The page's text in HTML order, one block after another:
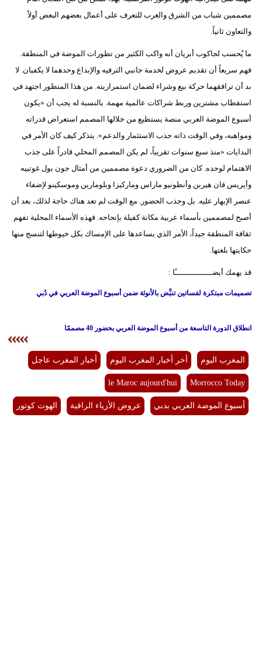
مصممين شباب من الشرق والغرب للتعرف على أعمال بعضهم البعض أولاً
والتعاون ثانياً.
ما يُحسب لجاكوب أبريان أنه واكب الكثير من تطورات الموضة في المنطقة.
فهم سريعاً أن تقديم عروض لخدمة جانبي الترفيه والإبداع وحدهما لا يكفيان. لا
بد أن ترافقهما حركة بيع وشراء لضمان استمراريته. من هذا المنظور اجتهد في
استقطاب مشترين وربط شراكات عالمية مهمة. بالنسبة له يجب أن «يكون
أسبوع الموضة العربي منصة يستطيع من خلالها المصمم استعراض قدراته
ومواهبه، وفي الوقت ذاته جذب الاستثمار والدعم». يتذكر كيف كان الأمر في
البدايات «منذ سبع سنوات تقريباً، لم يكن المصمم المحلي قادراً على جذب
الاهتمام لوحده. كان من الضروري دعوة مصممين من أمثال جون بول غوتييه
وأيريس فان هيربن وأنطونيو ماراس وماركيزا وبلومارين وموسكينو لإضفاء
عنصر الإبهار عليه. بل وجذب الحضور. مع الوقت لم تعد هناك حاجة لذلك، بعد أن
أصبح لمصممين بأسماء عربية مكانة كفيلة بإنجاحه. فهذه الأسماء المحلية تفهم
ثقافة المنطقة جيداً، الأمر الذي يساعدها على الإمساك بكل خيوطها لتنسج منها
حكايتها بلغتها.
قد يهمك أيضــــــــــــــــًا :
تصميمات مبتكرة لفساتين تنبِّض بالأنوثة ضمن أسبوع الموضة العربي في دُبي
انطلاق الدورة التاسعة من أسبوع الموضة العربي بحضور 40 مصممًا
المغرب اليوم أخر أخبار المغرب اليوم أخبار المغرب عاجل
Morrocco Today
le Maroc aujourd'hui
أسبوع الموضة العربي بدبي عروض الأزياء الراقية الهوت كوتور